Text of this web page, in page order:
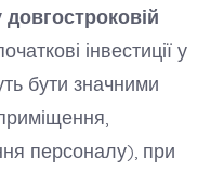
інвестиції у
бути значними
персоналу), при